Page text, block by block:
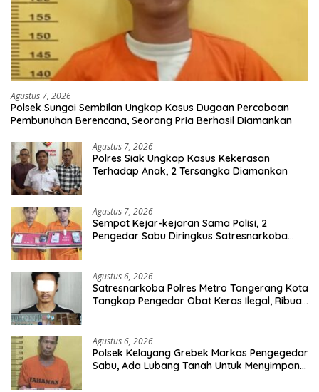
Agustus 7, 2026
Polsek Sungai Sembilan Ungkap Kasus Dugaan Percobaan
Pembunuhan Berencana, Seorang Pria Berhasil Diamankan
Agustus 7, 2026
Polres Siak Ungkap Kasus Kekerasan
Terhadap Anak, 2 Tersangka Diamankan
Agustus 7, 2026
Sempat Kejar-kejaran Sama Polisi, 2
Pengedar Sabu Diringkus Satresnarkoba
Agustus 6, 2026
Satresnarkoba Polres Metro Tangerang Kota
Tangkap Pengedar Obat Keras Ilegal, Ribuan
Agustus 6, 2026
Polsek Kelayang Grebek Markas Pengegedar
Sabu, Ada Lubang Tanah Untuk Menyimpan